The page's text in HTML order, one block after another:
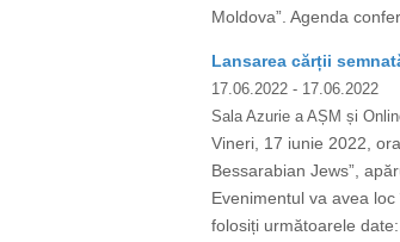
Moldova”. Agenda
Lansarea cărții
17.06.2022 - 17.06.2022
Sala Azurie a AȘM și
Vineri, 17 iunie 2022,
Bessarabian Jews”,
Evenimentul va avea
folosiți următoarele